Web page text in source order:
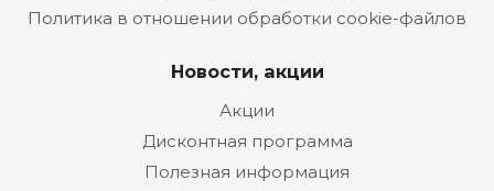
Политика в отношении обработки cookie-файлов
Новости, акции
Акции
Дисконтная программа
Полезная информация